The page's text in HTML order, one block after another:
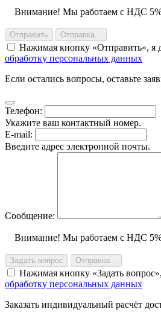
Внимание! Мы работаем с НДС
Отправить Отправка...
Нажимая кнопку Отправить , я
обработку персональных данных
Если остались вопросы, оставьте
Телефон:
Укажите ваш контактный номер.
E-mail:
Введите адрес электронной почты.
Сообщение:
Внимание! Мы работаем с НДС
Задать вопрос Отправка...
Нажимая кнопку Задать вопрос
обработку персональных данных
Заказать индивидуальный расчёт